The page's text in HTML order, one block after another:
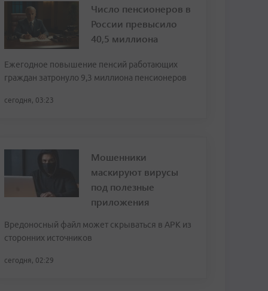
Число пенсионеров в
России превысило
40,5 миллиона
Ежегодное повышение пенсий работающих
граждан затронуло 9,3 миллиона пенсионеров
сегодня, 03:23
Мошенники
маскируют вирусы
под полезные
приложения
Вредоносный файл может скрываться в APK из
сторонних источников
сегодня, 02:29